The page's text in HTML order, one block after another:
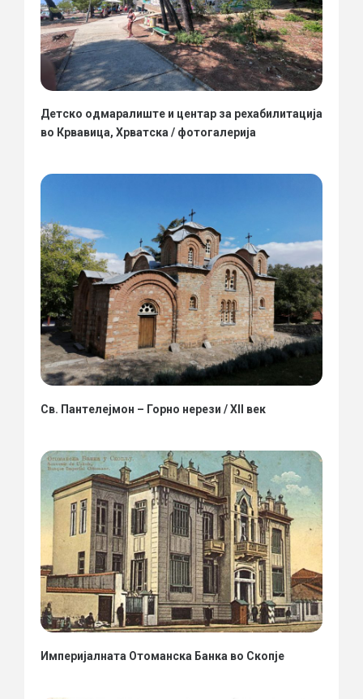
Детско одмаралиште и центар за рехабилитација
во Крвавица, Хрватска / фотогалерија
Св. Пантелејмон – Горно нерези / XII век
Империјалната Отоманска Банка во Скопје